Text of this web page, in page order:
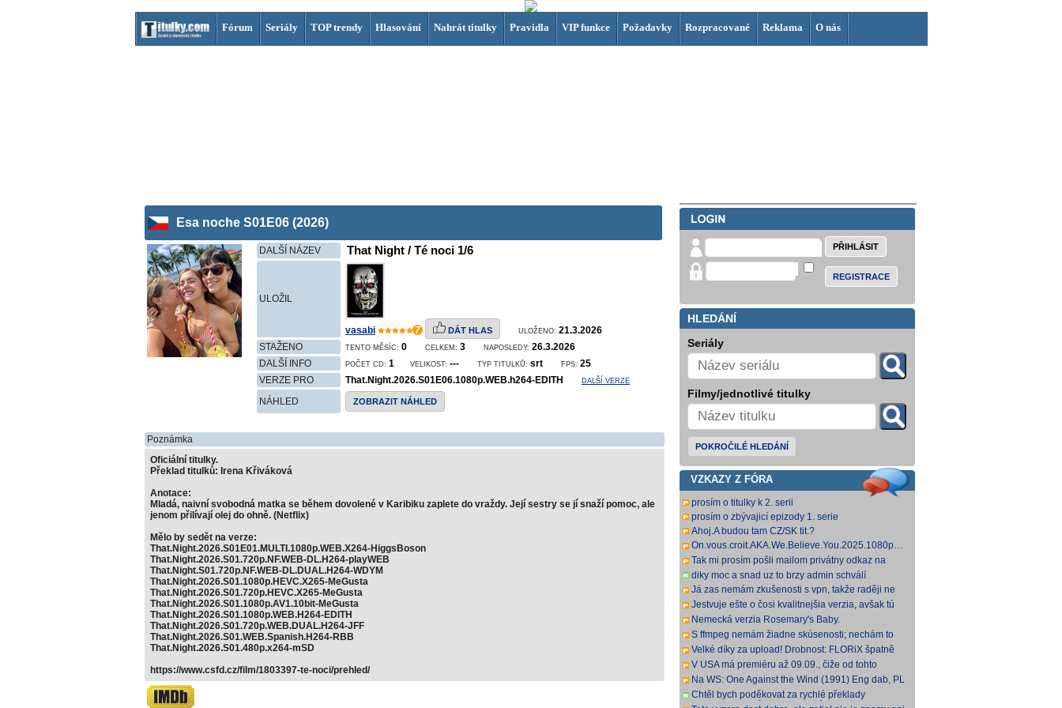
Fórum Seriály TOP trendy Hlasování Nahrát titulky Pravidla VIP funkce Požadavky Rozpracované Reklama O nás
Esa noche S01E06 (2026)
DALŠÍ NÁZEV That Night / Té noci 1/6
ULOŽIL
vasabi 7 DÁT HLAS ULOŽENO: 21.3.2026
STAŽENO
TENTO MĚSÍC: 0 CELKEM: 3 NAPOSLEDY: 26.3.2026
DALŠÍ INFO
POČET CD: 1 VELIKOST: --- TYP TITULKŮ: srt FPS: 25
VERZE PRO
That.Night.2026.S01E06.1080p.WEB.h264-EDITH DALŠÍ VERZE
NÁHLED ZOBRAZIT NÁHLED
Poznámka
Oficiální titulky.
Překlad titulků: Irena Křiváková
Anotace:
Mladá, naivní svobodná matka se během dovolené v Karibiku zaplete do vraždy. Její sestry se jí snaží pomoc, ale
jenom přilívají olej do ohně. (Netflix)
Mělo by sedět na verze:
That.Night.2026.S01E01.MULTI.1080p.WEB.X264-HiggsBoson
That.Night.2026.S01.720p.NF.WEB-DL.H264-playWEB
That.Night.S01.720p.NF.WEB-DL.DUAL.H264-WDYM
That.Night.2026.S01.1080p.HEVC.X265-MeGusta
That.Night.2026.S01.720p.HEVC.X265-MeGusta
That.Night.2026.S01.1080p.AV1.10bit-MeGusta
That.Night.2026.S01.1080p.WEB.H264-EDITH
That.Night.2026.S01.720p.WEB.DUAL.H264-JFF
That.Night.2026.S01.WEB.Spanish.H264-RBB
That.Night.2026.S01.480p.x264-mSD
https://www.csfd.cz/film/1803397-te-noci/prehled/
REGISTRACE
HLEDÁNÍ
Seriály
Filmy/jednotlivé titulky
POKROČILÉ HLEDÁNÍ
VZKAZY Z FÓRA
prosím o titulky k 2. serii
prosím o zbývajicí epizody 1. serie
Ahoj.A budou tam CZ/SK tit.?
On.vous.croit.AKA.We.Believe.You.2025.1080p.AMZN.WEB-
DL.DDP5.1.H.264-Kitsune [5,24 GB]
Tak mi prosím pošli mailom privátny odkaz na
uschovna.cz, kde to nahráš.
diky moc a snad uz to brzy admin schválí
Já zas nemám zkušenosti s vpn, takže raději ne
:-) Každopádně v té verzi od FLORiX je slyšet FC-
Jestvuje ešte o čosi kvalitnejšia verzia, avšak tú
sa mi nepodarilo zohnať.
Welcome.Home.Baby.2025.G
Nemecká verzia Rosemary's Baby.
Welcome.Home.Baby.2025.GERMAN.1080p.WEB.x265-
TSCC [1,74 GB] V príloh
S ffmpeg nemám žiadne skúsenosti; nechám to
na teba. Môžeš opraviť a nahodiť na WS, ak
Velké díky za upload! Drobnost: FLORiX špatně
namapoval audio kanály (nejspíš vzniklo
převodem z DTS
V USA má premiéru až 09.09., čiže od tohto
dátumu bude VoD za taký mesiac, možno dva.
Na WS: One Against the Wind (1991) Eng dab, PL
tit.mkv Polské titulky, ale kvalita obrazu je slabší.
Chtěl bych poděkovat za rychlé překlady
zajímavých titulů, patří Vám můj dík. O to více mne